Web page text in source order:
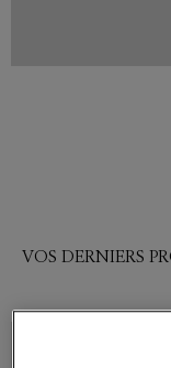
VOS DERNIERS